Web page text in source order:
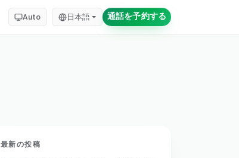
Auto 日本語 通話を予約する
最新の投稿